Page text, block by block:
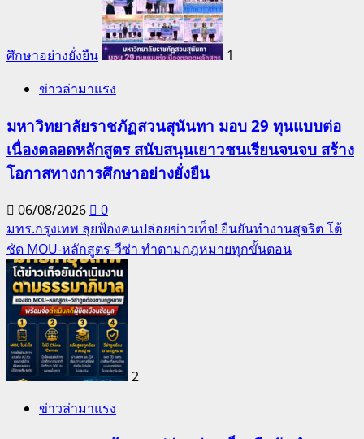
ศึกษาอย่างยั่งยืน
1
ข่าวล่ามาแรง
มหาวิทยาลัยราชภัฏสวนสุนันทา มอบ 29 ทุนแบบต่อ
เนื่องตลอดหลักสูตร สนับสนุนเยาวชนเรียนจนจบ สร้าง
โอกาสทางการศึกษาอย่างยั่งยืน
06/08/2026
0
มทร.กรุงเทพ ลุยฟ้องคนปล่อยข่าวเท็จ! ยืนยันทำงานสุจริต โต้
ชัด MOU-หลักสูตร-วีซ่า ทำตามกฎหมายทุกขั้นตอน
2
ข่าวล่ามาแรง